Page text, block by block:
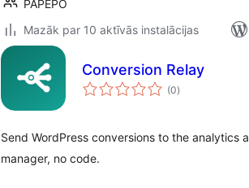
PAPEPO
Mazāk par 10 aktīvās instalācijas
Conversion Relay
(0vērtējumu
kopsumma
)
Send WordPress conversions to the
manager, no code.